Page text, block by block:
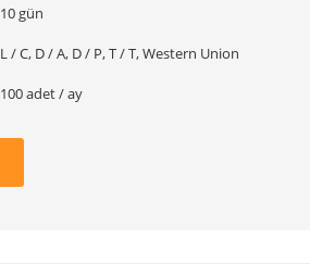
10 gün
L / C, D / A, D / P, T / T, Western Union
100 adet / ay